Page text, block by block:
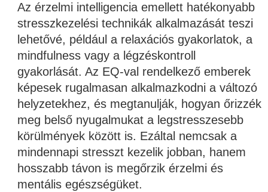
Az érzelmi intelligencia emellett hatékonyabb
stresszkezelési technikák alkalmazását teszi
lehetővé, például a relaxációs gyakorlatok, a
mindfulness vagy a légzéskontroll
gyakorlását. Az EQ-val rendelkező emberek
képesek rugalmasan alkalmazkodni a változó
helyzetekhez, és megtanulják, hogyan őrizzék
meg belső nyugalmukat a legstresszesebb
körülmények között is. Ezáltal nemcsak a
mindennapi stresszt kezelik jobban, hanem
hosszabb távon is megőrzik érzelmi és
mentális egészségüket.